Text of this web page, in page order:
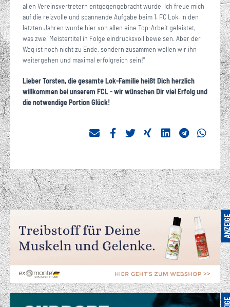
allen Vereinsvertretern entgegengebracht wurde. Ich freue mich
auf die reizvolle und spannende Aufgabe beim 1. FC Lok. In den
letzten Jahren wurde hier von allen eine Top-Arbeit geleistet,
was zwei Meistertitel in Folge eindrucksvoll beweisen. Aber der
Weg ist noch nicht zu Ende, sondern zusammen wollen wir ihn
weitergehen und maximal erfolgreich sein!"
Lieber Torsten, die gesamte Lok-Familie heißt Dich herzlich
willkommen bei unserem FCL - wir wünschen Dir viel Erfolg und
die notwendige Portion Glück!